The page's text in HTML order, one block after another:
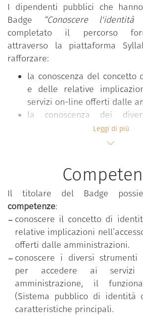
I dipendenti pubblici che
Badge “Conoscere l'identità
completato il percorso
attraverso la piattaforma
rafforzare:
la conoscenza del
e delle relative
servizi on-line offerti dalle
la conoscenza dei
autenticazione per
pubblica amministrazione,
delle sue caratteristiche
Il percorso“Conoscere
del programma formativo
la PA”, che mira a rafforzare le
comuni a tutti i dipendenti
accrescere la propensione
cambiamento e
amministrazione. Il
disposizione gratuitamente dal
funzione pubblica della
Leggi di più
Il titolare del Badge
competenze:
conoscere il concetto di
relative implicazioni
offerti dalle amministrazioni.
conoscere i diversi strumenti
per accedere ai servizi
amministrazione, il
(Sistema pubblico di identità
caratteristiche principali.